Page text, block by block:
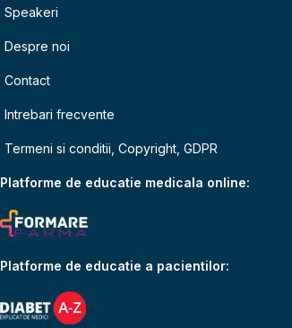
Speakeri
Despre noi
Contact
Intrebari frecvente
Termeni si conditii, Copyright, GDPR
Platforme de educatie medicala online:
Platforme de educatie a pacientilor: